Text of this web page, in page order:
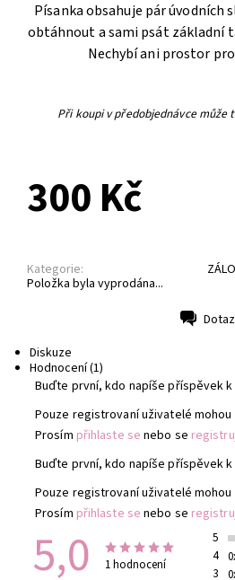
Písanka obsahuje pár úvodních
obtáhnout a sami psát základní
Nechybí ani prostor
Při koupi v předobjednávce může
300 Kč
Kategorie:
Položka byla vyprodána...
Dotaz
Diskuze
Hodnocení (1)
Buďte první, kdo napíše příspěvek
Pouze registrovaní uživatelé
Prosím přihlaste se nebo se
Buďte první, kdo napíše příspěvek
Pouze registrovaní uživatelé
Prosím přihlaste se nebo se
5,0 1 hodnocení
5
4
3